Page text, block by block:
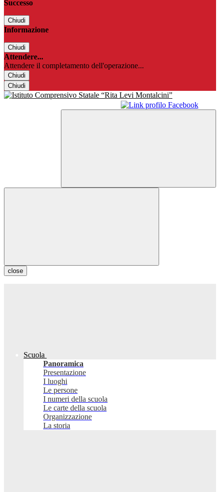
Successo
Chiudi
Informazione
Chiudi
Attendere...
Attendere il completamento dell'operazione...
Chiudi
Chiudi
close
Scuola
Panoramica
Presentazione
I luoghi
Le persone
I numeri della scuola
Le carte della scuola
Organizzazione
La storia